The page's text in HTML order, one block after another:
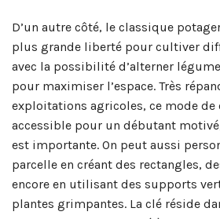
D’un autre côté, le classique
plus grande liberté pour cultiver
avec la possibilité d’alterner
pour maximiser l’espace. Très
exploitations agricoles, ce mode
accessible pour un débutant
est importante. On peut aussi
parcelle en créant des rectangles,
encore en utilisant des supports
plantes grimpantes. La clé réside